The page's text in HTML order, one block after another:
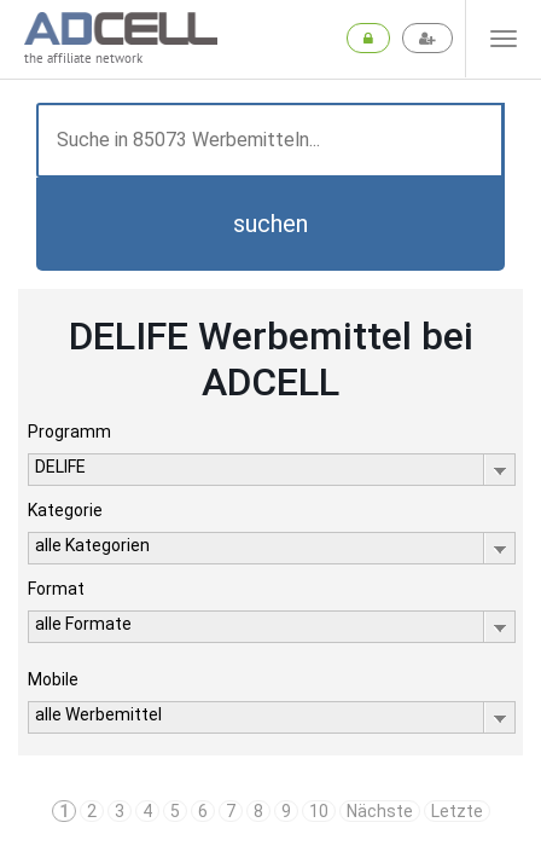
the affiliate network
suchen
DELIFE Werbemittel bei
ADCELL
Programm
DELIFE
Kategorie
alle Kategorien
Format
alle Formate
Mobile
alle Werbemittel
1 2 3 4 5 6 7 8 9 10 Nächste Letzte